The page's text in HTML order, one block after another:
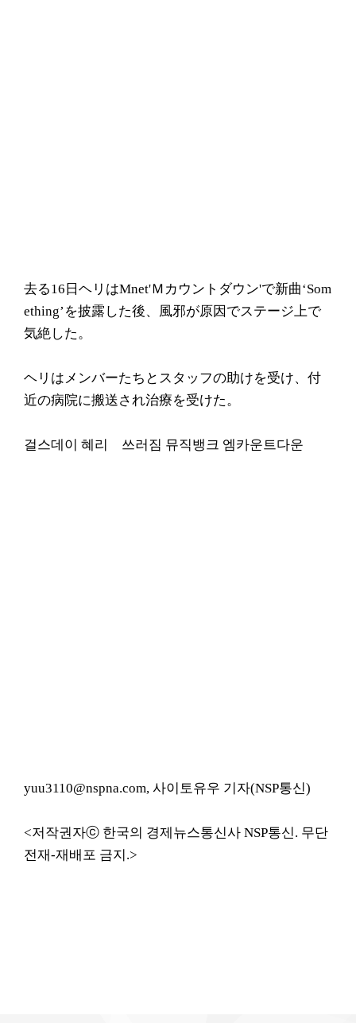
去る16日ヘリはMnet'Ｍカウントダウン'で新曲‘Som
ething’を披露した後、風邪が原因でステージ上で
気絶した。
ヘリはメンバーたちとスタッフの助けを受け、付
近の病院に搬送され治療を受けた。
걸스데이 혜리 쓰러짐 뮤직뱅크 엠카운트다운
yuu3110@nspna.com, 사이토유우 기자(NSP통신)
<저작권자ⓒ 한국의 경제뉴스통신사 NSP통신. 무단
전재-재배포 금지.>